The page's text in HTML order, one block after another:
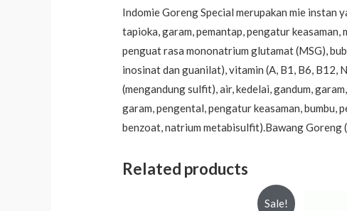
Indomie Goreng Special merupakan mie instan
tapioka, garam, pemantap, pengatur
penguat rasa mononatrium glutamat (MSG),
inosinat dan guanilat), vitamin (A, B1, B6, B12,
(mengandung sulfit), air, kedelai, gandum,
garam, pengental, pengatur keasaman,
benzoat, natrium metabisulfit).Bawang Goreng
Related products
Sale!